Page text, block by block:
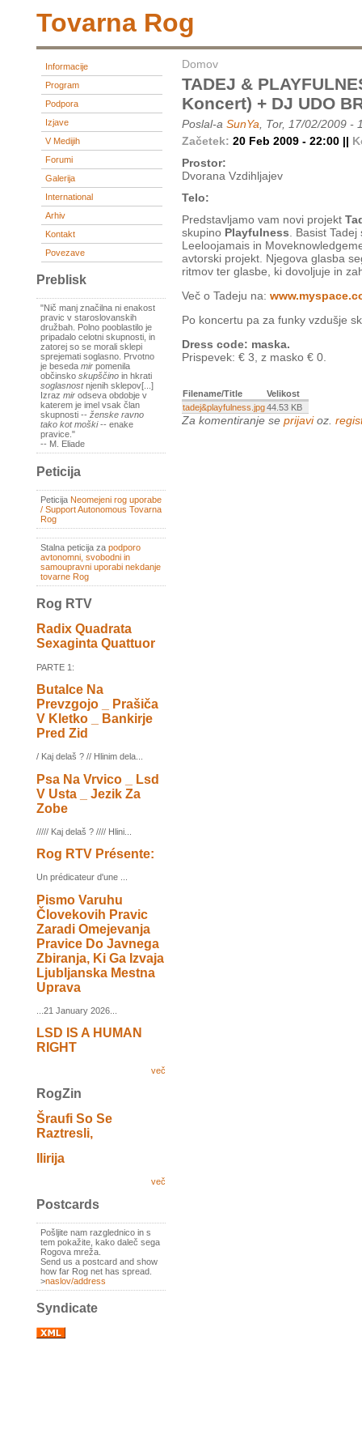
Tovarna Rog
Informacije
Program
Podpora
Izjave
V Medijih
Forumi
Galerija
International
Arhiv
Kontakt
Povezave
Preblisk
"Nič manj značilna ni enakost
pravic v staroslovanskih
družbah. Polno pooblastilo je
pripadalo celotni skupnosti, in
zatorej so se morali sklepi
sprejemati soglasno. Prvotno
je beseda mir pomenila
občinsko skupščino in hkrati
soglasnostnjenih sklepov[...]
Izraz mir odseva obdobje v
katerem je imel vsak član
skupnosti -- ženske ravno
tako kot moški-- enake
pravice."
-- M. Eliade
Peticija
Peticija Neomejeni rog uporabe
/ Support Autonomous Tovarna
Rog
Stalna peticija za podporo
avtonomni, svobodni in
samoupravni uporabi nekdanje
tovarne Rog
Rog RTV
Radix Quadrata
Sexaginta Quattuor
PARTE 1:
Butalce Na
Prevzgojo _ Prašiča
V Kletko _ Bankirje
Pred Zid
/ Kaj delaš ? // Hlinim dela...
Psa Na Vrvico _ Lsd
V Usta _ Jezik Za
Zobe
///// Kaj delaš ? //// Hlini...
Rog RTV Présente:
Un prédicateur d'une ...
Pismo Varuhu
Človekovih Pravic
Zaradi Omejevanja
Pravice Do Javnega
Zbiranja, Ki Ga Izvaja
Ljubljanska Mestna
Uprava
...21 January 2026...
LSD IS A HUMAN
RIGHT
več
RogZin
Šraufi So Se
Raztresli,
Ilirija
več
Postcards
Pošljite nam razglednico in s
tem pokažite, kako daleč sega
Rogova mreža.
Send us a postcard and show
how far Rog net has spread.
>naslov/address
Syndicate
Domov
TADEJ &
Koncert) + DJ UDO
Poslal-a SunYa , Tor, 17/02/2009 -
Začetek: 20 Feb 2009 - 22:00 ||
Prostor:
Dvorana Vzdihljajev
Telo:
Predstavljamo vam novi projekt
skupino Playfulness. Basist
Leeloojamais in
avtorski projekt. Njegova glasba
ritmov ter glasbe, ki dovoljuje in
Več o Tadeju na:
Po koncertu pa za funky vzdušje
Dress code: maska.
Prispevek: € 3, z masko € 0.
Filename/Title
Velikost
tadej&playfulness.jpg44.53 KB
Za komentiranje se prijavioz.